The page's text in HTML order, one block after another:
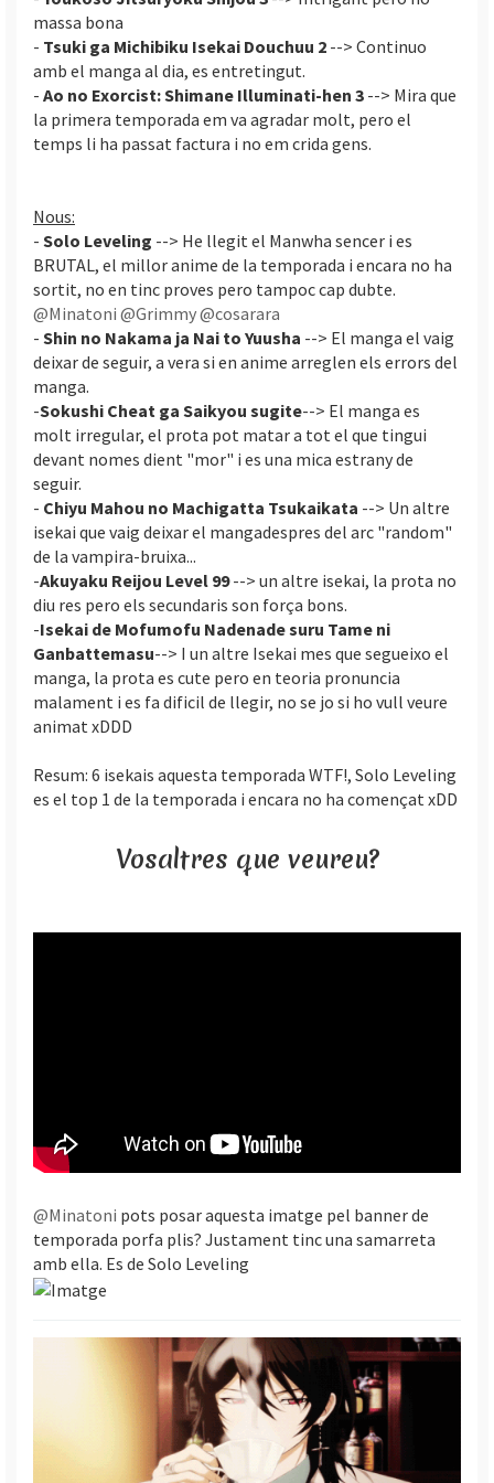
massa bona
- Tsuki ga Michibiku Isekai Douchuu 2 --> Continuo
amb el manga al dia, es entretingut.
- Ao no Exorcist: Shimane Illuminati-hen 3 --> Mira que
la primera temporada em va agradar molt, pero el
temps li ha passat factura i no em crida gens.
Nous:
- Solo Leveling --> He llegit el Manwha sencer i es
BRUTAL, el millor anime de la temporada i encara no ha
sortit, no en tinc proves pero tampoc cap dubte.
@Minatoni @Grimmy@cosarara
- Shin no Nakama ja Nai to Yuusha --> El manga el vaig
deixar de seguir, a vera si en anime arreglen els errors del
manga.
-Sokushi Cheat ga Saikyou sugite--> El manga es
molt irregular, el prota pot matar a tot el que tingui
devant nomes dient "mor" i es una mica estrany de
seguir.
- Chiyu Mahou no Machigatta Tsukaikata --> Un altre
isekai que vaig deixar el mangadespres del arc "random"
de la vampira-bruixa...
-Akuyaku Reijou Level 99--> un altre isekai, la prota no
diu res pero els secundaris son força bons.
-Isekai de Mofumofu Nadenade suru Tame ni
Ganbattemasu--> I un altre Isekai mes que segueixo el
manga, la prota es cute pero en teoria pronuncia
malament i es fa dificil de llegir, no se jo si ho vull veure
animat xDDD
Resum: 6 isekais aquesta temporada WTF!, Solo Leveling
es el top 1 de la temporada i encara no ha començat xDD
Vosaltres que veureu?
@Minatoni pots posar aquesta imatge pel banner de
temporada porfa plis? Justament tinc una samarreta
amb ella. Es de Solo Leveling